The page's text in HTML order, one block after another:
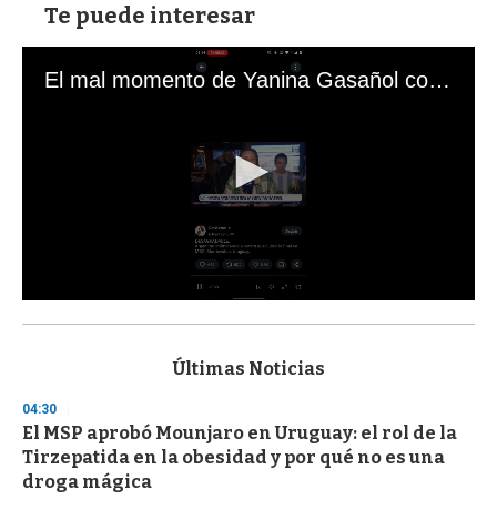
Te puede interesar
El mal momento de Yanina Gasañol con un hincha argentino en "Subrayado"
s
d
s
o
f
3
Últimas Noticias
04:30
El MSP aprobó Mounjaro en Uruguay: el rol de la
Tirzepatida en la obesidad y por qué no es una
droga mágica